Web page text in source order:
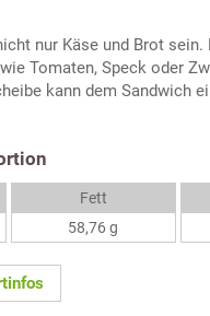
nur Käse und Brot
Tomaten, Speck oder
kann dem Sandwich
Fett
58,76 g